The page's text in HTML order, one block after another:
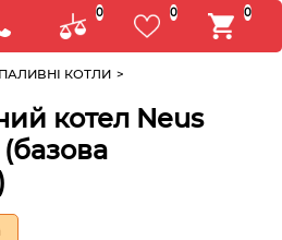
0 0 0
КОТЛИ >
котел Neus